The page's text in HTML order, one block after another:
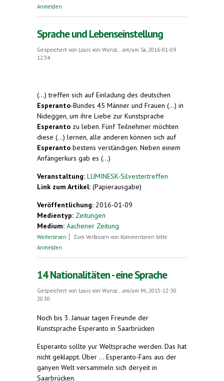
Anmelden
Sprache und Lebenseinstellung
Gespeichert von Louis von Wunsc...
am/um Sa, 2016-01-09
12:34
(...) treffen sich auf Einladung des deutschen
Esperanto-Bundes 45 Männer und Frauen (...) in
Nideggen, um ihre Liebe zur Kunstsprache
Esperanto zu leben. Fünf Teilnehmer möchten
diese (...) lernen, alle anderen können sich auf
Esperanto bestens verständigen. Neben einem
Anfängerkurs gab es (...)
Veranstaltung: LUMINESK-Silvestertreffen
Link zum Artikel: (Papierausgabe)
Veröffentlichung: 2016-01-09
Medientyp: Zeitungen
Medium: Aachener Zeitung
Weiterlesen über Sprache und Lebenseinstellung
Zum Verfassen von Kommentaren bitte
Anmelden
14 Nationalitäten - eine Sprache
Gespeichert von Louis von Wunsc...
am/um Mi, 2015-12-30
20:30
Noch bis 3. Januar tagen Freunde der
Kunstsprache Esperanto in Saarbrücken
Esperanto sollte yur Weltsprache werden. Das hat
nicht geklappt. Über ... Esperanto-Fans aus der
ganyen Welt versammeln sich deryeit in
Saarbrücken.